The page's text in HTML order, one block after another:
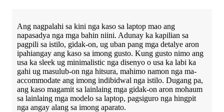
Ang nagpalahi sa kini nga kaso sa laptop mao ang
napasadya nga mga bahin niini. Adunay ka kapilian sa
pagpili sa istilo, gidak-on, ug uban pang mga detalye aron
ipahiangay ang kaso sa imong gusto. Kung gusto nimo ang
usa ka sleek ug minimalistic nga disenyo o usa ka labi ka
gahi ug masulub-on nga hitsura, mahimo namon nga ma-
accommodate ang imong indibidwal nga istilo. Dugang pa,
ang kaso magamit sa lainlaing mga gidak-on aron mohaum
sa lainlaing mga modelo sa laptop, pagsiguro nga hingpit
nga angay alang sa imong aparato.